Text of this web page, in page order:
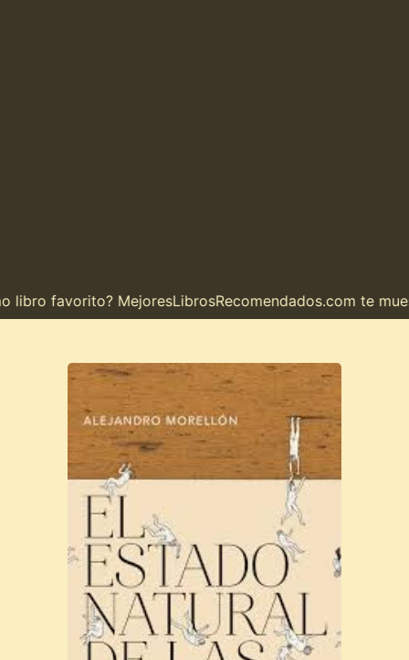
favorito? MejoresLibrosRecomendados.com te muestra